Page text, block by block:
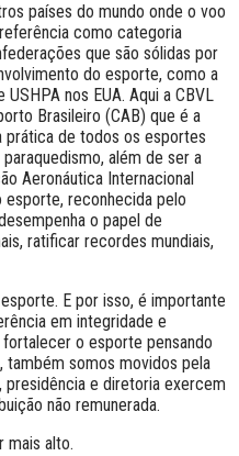
países do mundo onde o voo
como categoria
que são sólidas por
do esporte, como a
USHPA nos EUA. Aqui a CBVL
Brasileiro (CAB) que é a
prática de todos os esportes
além de ser a
Aeronáutica Internacional
esporte, reconhecida pelo
o papel de
ratificar recordes mundiais,
E por isso, é importante
em integridade e
o esporte pensando
também somos movidos pela
presidência e diretoria exercem
não remunerada.
mais alto.